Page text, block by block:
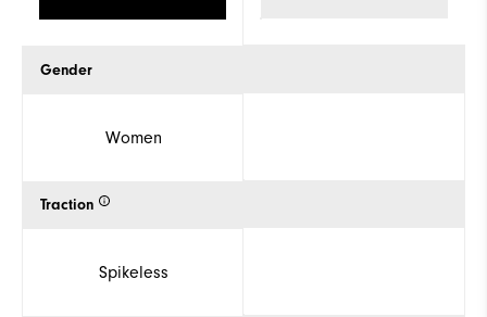
Gender
Women
Traction
Spikeless